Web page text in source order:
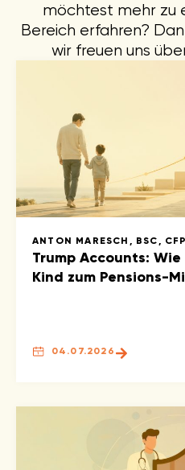
möchtest mehr zu
Bereich erfahren?
wir freuen uns
ANTON MARESCH, BSC,
Trump Accounts:
Kind zum Pensions-
04.07.2026